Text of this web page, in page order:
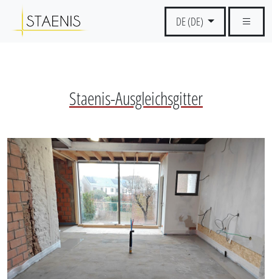
DE (DE)
Staenis-Ausgleichsgitter